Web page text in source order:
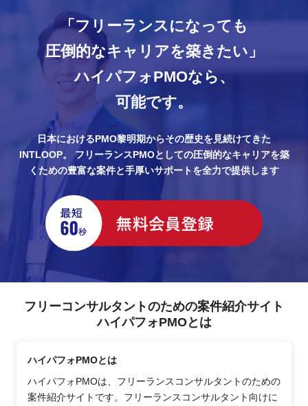
「フリーランスになっても
圧倒的なキャリアを築きたい」
ハイパフォPMOなら、
可能です。
日本におけるPMO黎明期からその歴史を見続けてきた
INTLOOP。
フリーランスPMOとしての圧倒的なキャリアを築
くための豊富な案件と手厚いサポートを全力で提供します
フリーコンサルタントのための案件紹介サイト
ハイパフォPMOとは
ハイパフォPMOとは
ハイパフォPMOは、フリーランスコンサルタントのための
案件紹介サイトです。フリーランスコンサルタント向けに